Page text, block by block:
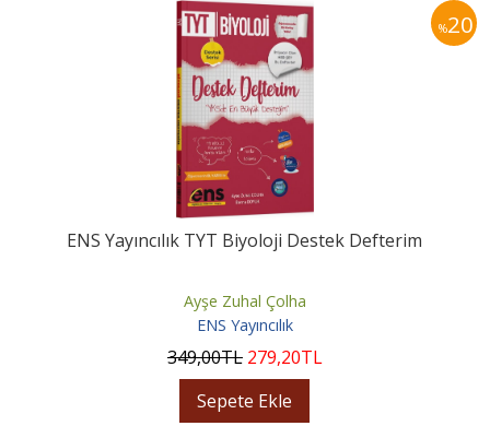
%20
ENS Yayıncılık TYT Biyoloji Destek Defterim
Ayşe Zuhal Çolha
ENS Yayıncılık
349,00TL 279,20TL
Sepete Ekle